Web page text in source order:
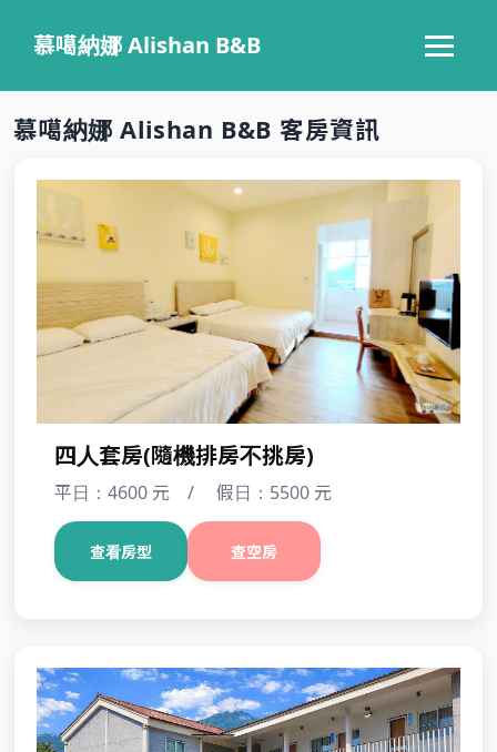
慕噶納娜 Alishan B&B
‹
慕噶納娜 Alishan B&B 客房資訊
四人套房(隨機排房不挑房)